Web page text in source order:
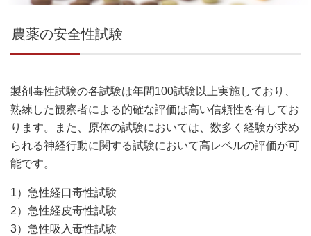
農薬の安全性試験
製剤毒性試験の各試験は年間100試験以上実施しており、
熟練した観察者による的確な評価は高い信頼性を有してお
ります。また、原体の試験においては、数多く経験が求め
られる神経行動に関する試験において高レベルの評価が可
能です。
1）急性経口毒性試験
2）急性経皮毒性試験
3）急性吸入毒性試験